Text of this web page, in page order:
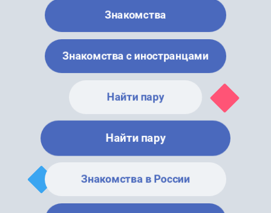
Знакомства
Знакомства с иностранцами
Найти пару
Найти пару
Знакомства в России